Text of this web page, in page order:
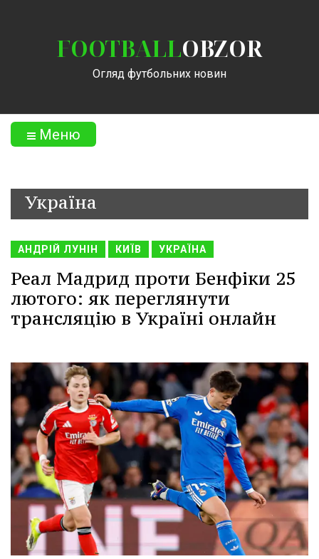
FOOTBALLOBZOR
Огляд футбольних новин
Меню
Україна
АНДРІЙ ЛУНІН КИЇВ УКРАЇНА
Реал Мадрид проти Бенфіки 25
лютого: як переглянути
трансляцію в Україні онлайн